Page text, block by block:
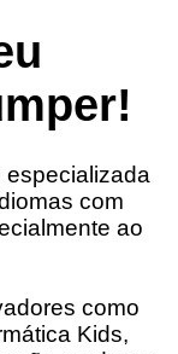
especializada
com
ao
como
Kids,